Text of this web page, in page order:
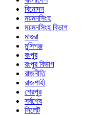
বিনোদন
ময়মনসিংহ
ময়মনসিংহ বিভাগ
মাগুরা
মুন্সিগঞ্জ
রংপুর
রংপুর বিভাগ
রাজনীতি
রাজশাহী
শেরপুর
সর্বশেষ
সিলেট